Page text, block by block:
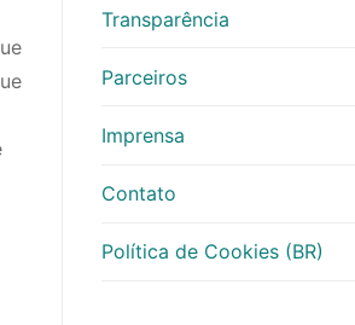
Transparência
Parceiros
Imprensa
Contato
Política de Cookies (BR)